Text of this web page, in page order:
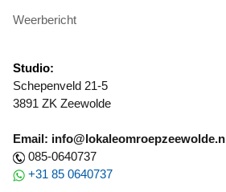
Weerbericht
Studio:
Schepenveld 21-5
3891 ZK Zeewolde
Email: info@lokaleomroepzeewolde.nl
085-0640737
+31 85 0640737